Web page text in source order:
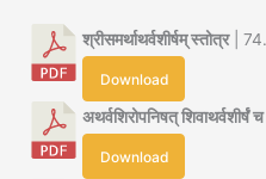
श्रीसमर्थाथर्वशीर्षम् स्तोत्र|
Download
अथर्वशिरोपनिषत् शिवाथर्वशीर्षं
Download